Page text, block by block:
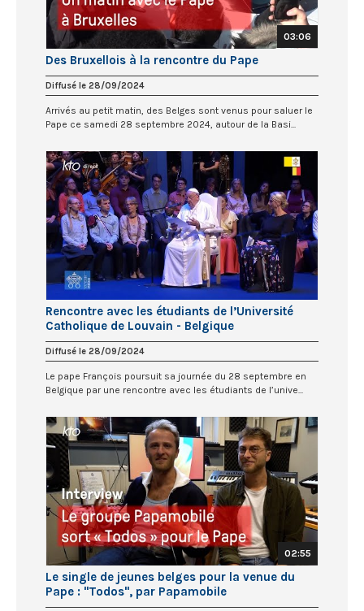
03:06
Des Bruxellois à la rencontre du Pape
Diffusé le 28/09/2024
Arrivés au petit matin, des Belges sont venus pour saluer le
Pape ce samedi 28 septembre 2024, autour de la Basi...
Rencontre avec les étudiants de l’Université
Catholique de Louvain - Belgique
Diffusé le 28/09/2024
Le pape François poursuit sa journée du 28 septembre en
Belgique par une rencontre avec les étudiants de l’unive...
02:55
Le single de jeunes belges pour la venue du
Pape : "Todos", par Papamobile